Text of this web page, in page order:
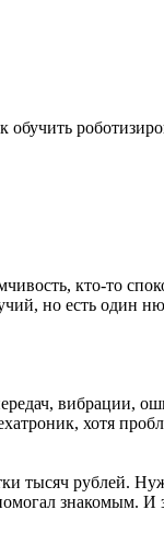
обучить
кто-то
но есть один
вибрации,
хотя
тысяч
знакомым. И